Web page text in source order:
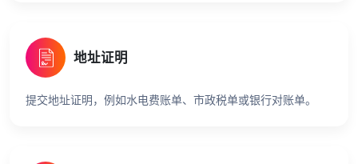
地址证明
提交地址证明，例如水电费账单、市政税单或银行对账单。